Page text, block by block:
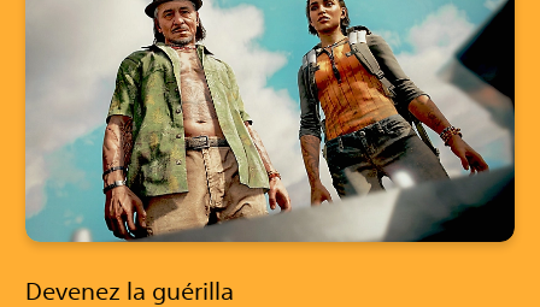
Devenez la guérilla